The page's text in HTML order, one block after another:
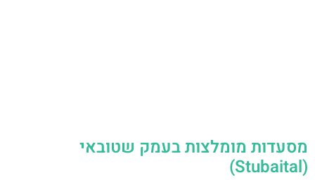
מסעדות מומלצות בעמק שטובאי
(Stubaital)